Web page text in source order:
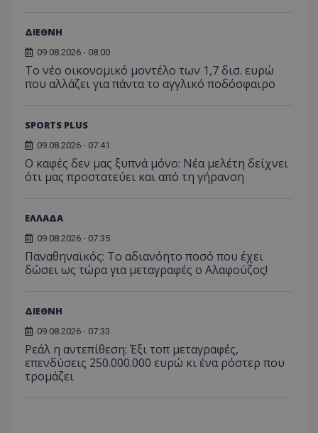
ΔΙΕΘΝΗ
09.08.2026 - 08:00
Το νέο οικονομικό μοντέλο των 1,7 δισ. ευρώ
που αλλάζει για πάντα το αγγλικό ποδόσφαιρο
SPORTS PLUS
09.08.2026 - 07:41
Ο καφές δεν μας ξυπνά μόνο: Νέα μελέτη δείχνει
ότι μας προστατεύει και από τη γήρανση
ΕΛΛΑΔΑ
09.08.2026 - 07:35
Παναθηναϊκός: Το αδιανόητο ποσό που έχει
δώσει ως τώρα για μεταγραφές ο Αλαφούζος!
ΔΙΕΘΝΗ
09.08.2026 - 07:33
Ρεάλ η αντεπίθεση: Έξι τοπ μεταγραφές,
επενδύσεις 250.000.000 ευρώ κι ένα ρόστερ που
τρομάζει